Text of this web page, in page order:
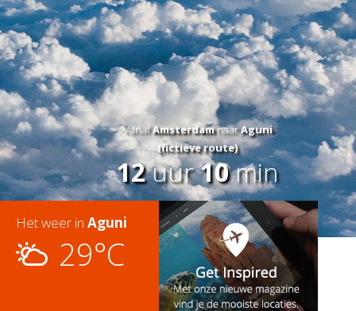
VanafAmsterdamnaarAguni
(fictieve route)
12uur10min
Het weer in Aguni
29°C